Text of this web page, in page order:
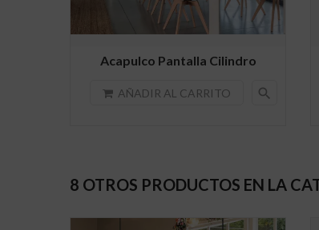
Acapulco Pantalla Cilindro
AÑADIR AL CARRITO search
8 OTROS PRODUCTOS EN LA